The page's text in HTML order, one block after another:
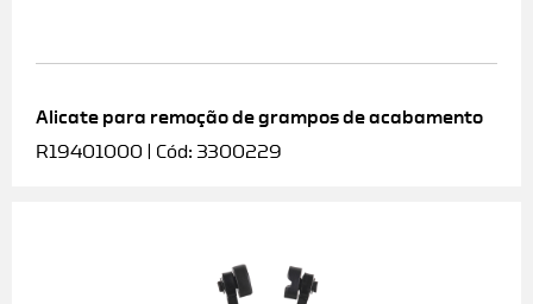
Alicate para remoção de grampos de acabamento
R19401000 | Cód: 3300229